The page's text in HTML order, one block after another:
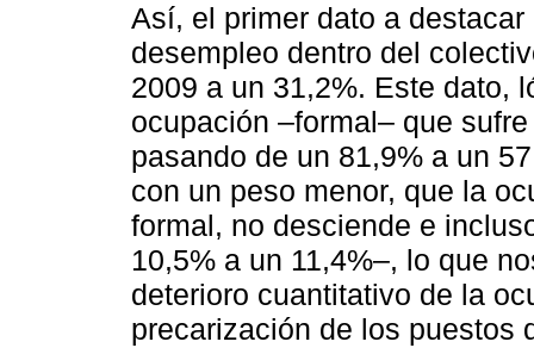
Así, el primer dato a
desempleo dentro del
2009 a un 31,2%. Este dato,
ocupación –formal– que
pasando de un 81,9% a un
con un peso menor, que la
formal, no desciende e
10,5% a un 11,4%–, lo que
deterioro cuantitativo de la
precarización de los puestos